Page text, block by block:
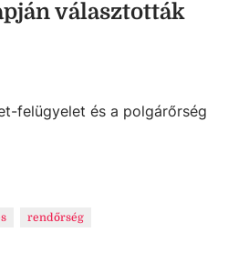
választották
felügyelet és a polgárőrség
rendőrség